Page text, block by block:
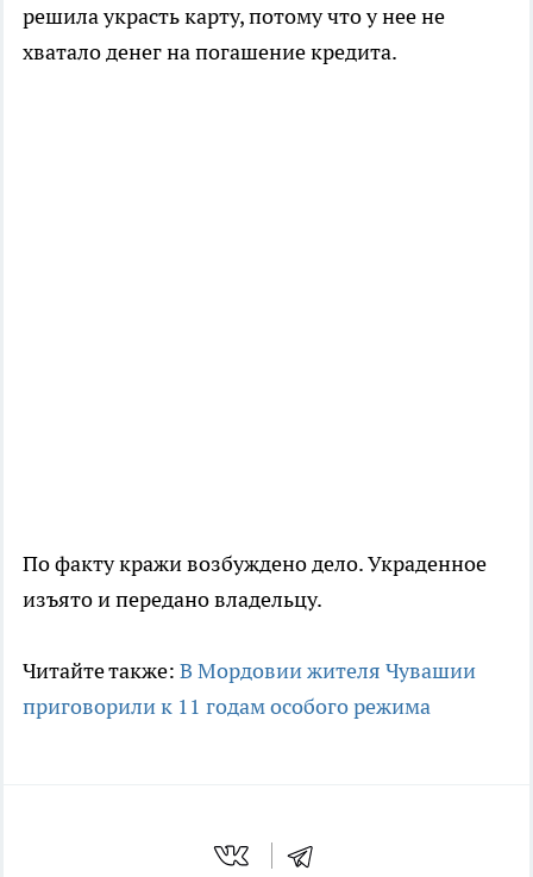
решила украсть карту, потому что у нее не
хватало денег на погашение кредита.
По факту кражи возбуждено дело. Украденное
изъято и передано владельцу.
Читайте также: В Мордовии жителя Чувашии
приговорили к 11 годам особого режима